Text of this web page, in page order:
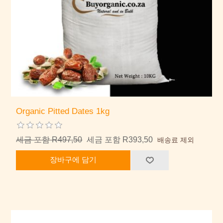
Organic Pitted Dates 1kg
세금 포함 R497,50 세금 포함 R393,50 배송료 제외
장바구에 담기